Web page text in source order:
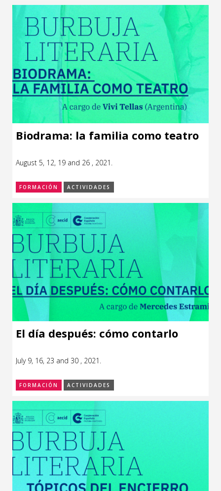
Biodrama: la familia como teatro
August 5, 12, 19 and 26 , 2021.
FORMACIÓN ACTIVIDADES
El día después: cómo contarlo
July 9, 16, 23 and 30 , 2021.
FORMACIÓN ACTIVIDADES